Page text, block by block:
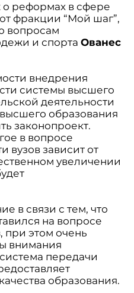
о реформах в сфере
фракции “Мой шаг”,
вопросам
и спортаОванес
внедрения
системы высшего
деятельности
образования
законопроект.
в вопросе
вузов зависит от
увеличении
в связи с тем, что
на вопросе
при этом очень
внимания
передачи
образования.